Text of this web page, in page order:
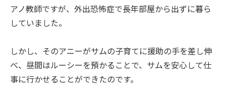
アノ教師ですが、外出恐怖症で長年部屋から出ずに暮ら
していました。
しかし、そのアニーがサムの子育てに援助の手を差し伸
べ、昼間はルーシーを預かることで、サムを安心して仕
事に行かせることができたのです。